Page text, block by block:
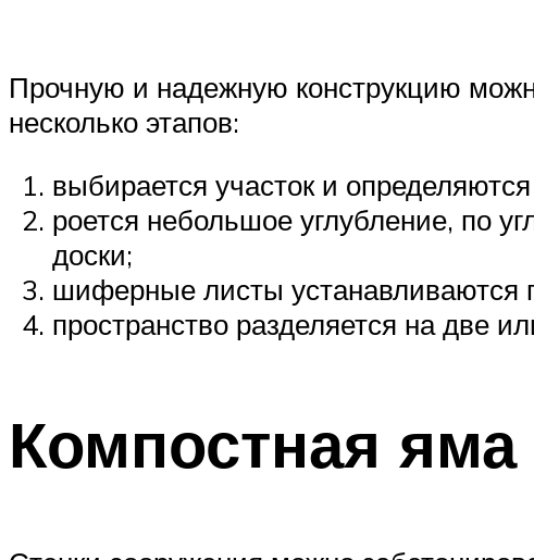
Прочную и надежную конструкцию
несколько этапов:
выбирается участок и
роется небольшое углубление, по
доски;
шиферные листы устанавливаются
пространство разделяется на две
Компостная яма